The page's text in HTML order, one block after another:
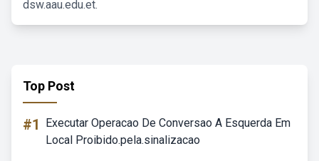
dsw.aau.edu.et.
Top Post
#1
Executar Operacao De Conversao A Esquerda Em
Local Proibido.pela.sinalizacao